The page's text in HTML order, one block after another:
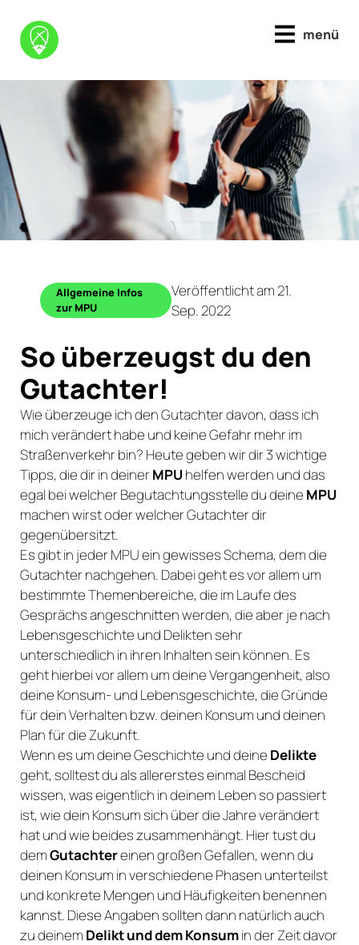
menü
Allgemeine Infos
zur MPU
Veröffentlicht am 21.
Sep. 2022
So überzeugst du den
Gutachter!
Wie überzeuge ich den Gutachter davon, dass ich
mich verändert habe und keine Gefahr mehr im
Straßenverkehr bin? Heute geben wir dir 3 wichtige
Tipps, die dir in deinerMPU helfen werden und das
egal bei welcher Begutachtungsstelle du deine MPU
machen wirst oder welcher Gutachter dir
gegenübersitzt.
Es gibt in jeder MPU ein gewisses Schema, dem die
Gutachter nachgehen. Dabei geht es vor allem um
bestimmte Themenbereiche, die im Laufe des
Gesprächs angeschnitten werden, die aber je nach
Lebensgeschichte und Delikten sehr
unterschiedlich in ihren Inhalten sein können. Es
geht hierbei vor allem um deine Vergangenheit, also
deine Konsum- und Lebensgeschichte, die Gründe
für dein Verhalten bzw. deinen Konsum und deinen
Plan für die Zukunft.
Wenn es um deine Geschichte und deine Delikte
geht, solltest du als allererstes einmal Bescheid
wissen, was eigentlich in deinem Leben so passiert
ist, wie dein Konsum sich über die Jahre verändert
hat und wie beides zusammenhängt. Hier tust du
demGutachtereinen großen Gefallen, wenn du
deinen Konsum in verschiedene Phasen unterteilst
und konkrete Mengen und Häufigkeiten benennen
kannst. Diese Angaben sollten dann natürlich auch
zu deinem Delikt und dem Konsumin der Zeit davor